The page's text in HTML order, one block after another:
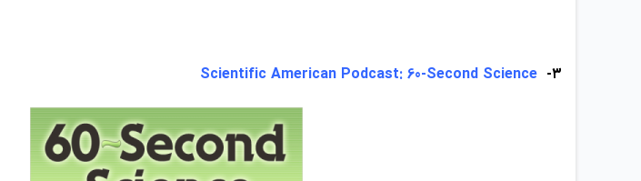
۳- Scientific American Podcast: 60-Second Science